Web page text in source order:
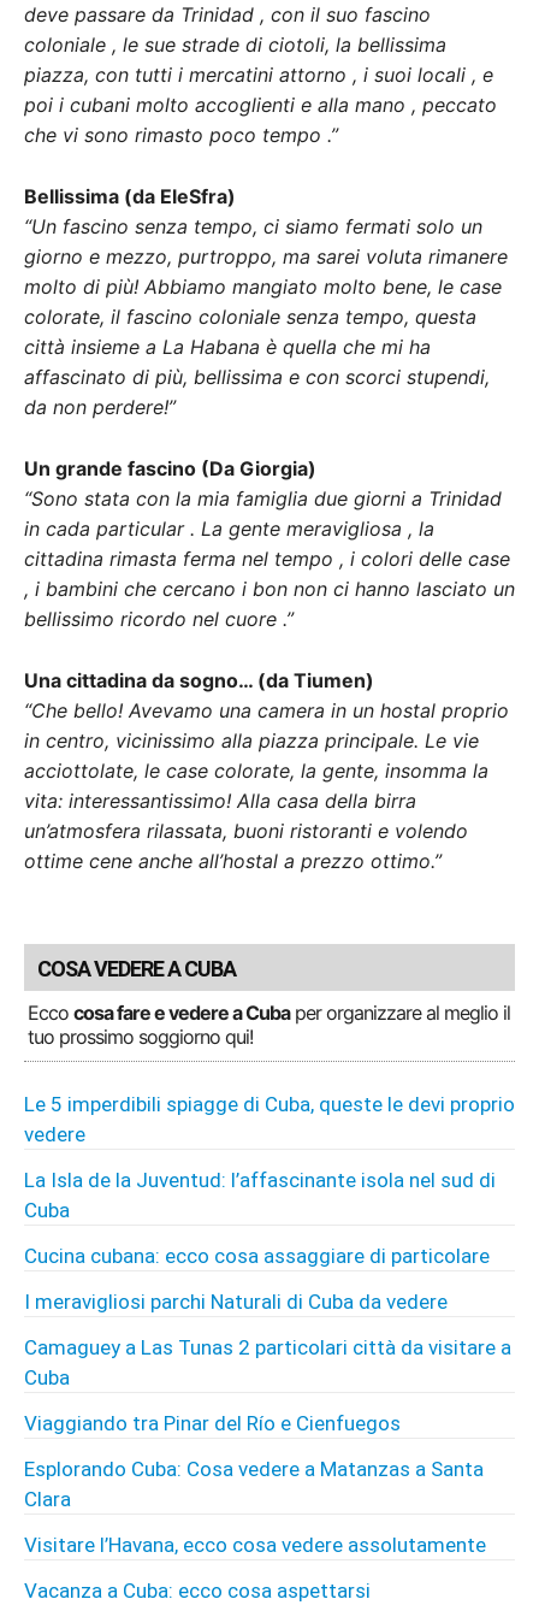
deve passare da Trinidad , con il suo fascino
coloniale , le sue strade di ciotoli, la bellissima
piazza, con tutti i mercatini attorno , i suoi locali , e
poi i cubani molto accoglienti e alla mano , peccato
che vi sono rimasto poco tempo .”
Bellissima (da EleSfra)
“Un fascino senza tempo, ci siamo fermati solo un
giorno e mezzo, purtroppo, ma sarei voluta rimanere
molto di più! Abbiamo mangiato molto bene, le case
colorate, il fascino coloniale senza tempo, questa
città insieme a La Habana è quella che mi ha
affascinato di più, bellissima e con scorci stupendi,
da non perdere!”
Un grande fascino (Da Giorgia)
“Sono stata con la mia famiglia due giorni a Trinidad
in cada particular . La gente meravigliosa , la
cittadina rimasta ferma nel tempo , i colori delle case
, i bambini che cercano i bon non ci hanno lasciato un
bellissimo ricordo nel cuore .”
Una cittadina da sogno… (da Tiumen)
“Che bello! Avevamo una camera in un hostal proprio
in centro, vicinissimo alla piazza principale. Le vie
acciottolate, le case colorate, la gente, insomma la
vita: interessantissimo! Alla casa della birra
un’atmosfera rilassata, buoni ristoranti e volendo
ottime cene anche all’hostal a prezzo ottimo.”
COSA VEDERE A CUBA
Ecco cosa fare e vedere a Cubaper organizzare al meglio il
tuo prossimo soggiorno qui!
Le 5 imperdibili spiagge di Cuba, queste le devi proprio
vedere
La Isla de la Juventud: l’affascinante isola nel sud di
Cuba
Cucina cubana: ecco cosa assaggiare di particolare
I meravigliosi parchi Naturali di Cuba da vedere
Camaguey a Las Tunas 2 particolari città da visitare a
Cuba
Viaggiando tra Pinar del Río e Cienfuegos
Esplorando Cuba: Cosa vedere a Matanzas a Santa
Clara
Visitare l’Havana, ecco cosa vedere assolutamente
Vacanza a Cuba: ecco cosa aspettarsi